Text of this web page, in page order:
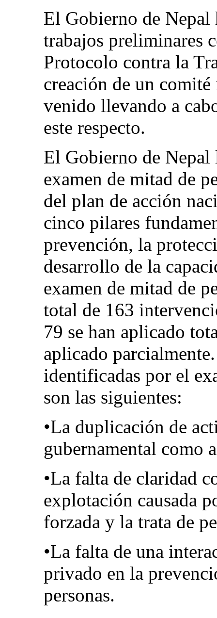
El Gobierno de
trabajos preliminares
Protocolo contra la
creación de un
venido llevando a
este respecto.
El Gobierno de
examen de mitad de
del plan de acción
cinco pilares
prevención, la
desarrollo de la
examen de mitad de
total de 163
79 se han aplicado
aplicado
identificadas por el
son las siguientes:
•La duplicación de
gubernamental como
•La falta de claridad
explotación causada
forzada y la trata de
•La falta de una
privado en la
personas.